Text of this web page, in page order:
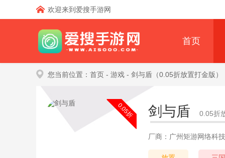
欢迎来到爱搜手游网
首页
您当前位置： 首页 - 游戏 - 剑与盾（0.05折放置打金版）
0.05折 剑与盾 0.05折
厂商：广州矩游网络科